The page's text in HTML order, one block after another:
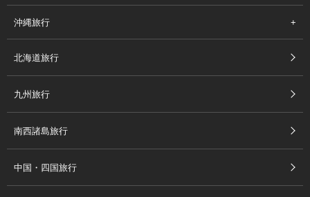
沖縄旅行
北海道旅行
九州旅行
南西諸島旅行
中国・四国旅行